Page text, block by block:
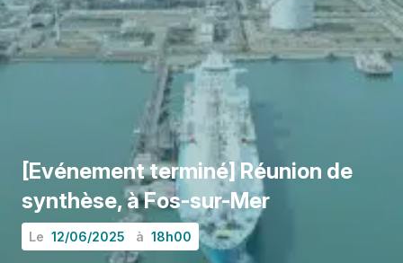
[Evénement terminé] Réunion de
synthèse, à Fos-sur-Mer
Le 12/06/2025 à 18h00